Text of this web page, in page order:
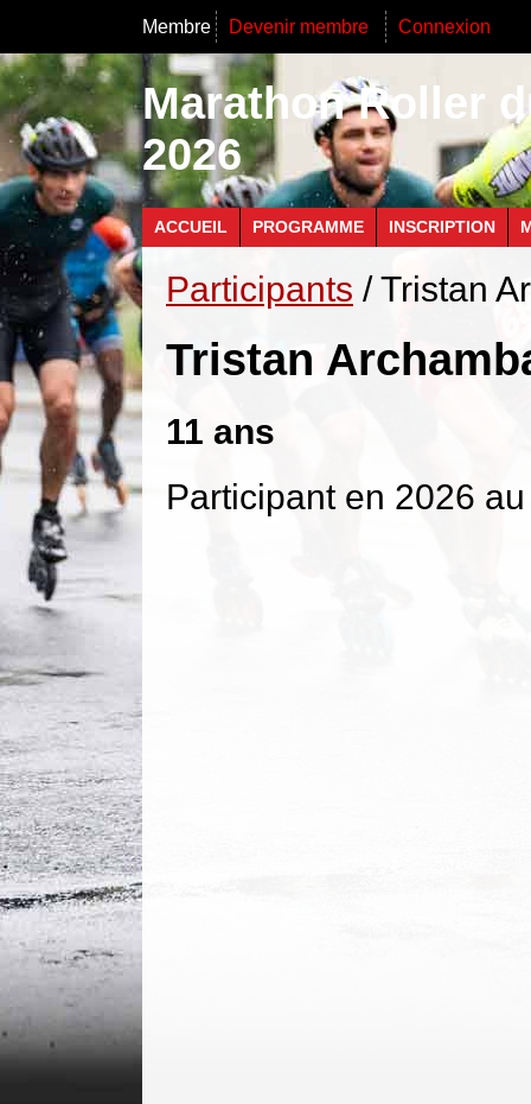
Membre Devenir membre Connexion
Marathon Roller
2026
ACCUEIL PROGRAMME INSCRIPTION
Participants / Tristan
Tristan
11 ans
Participant en 2026